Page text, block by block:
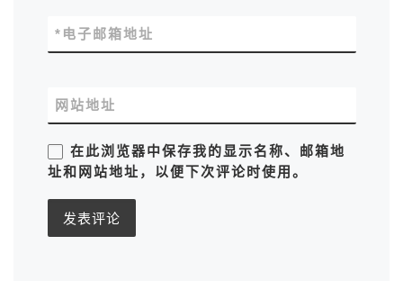
电子邮箱地址
*
网站地址
在此浏览器中保存我的显示名称、邮箱地
址和网站地址，以便下次评论时使用。